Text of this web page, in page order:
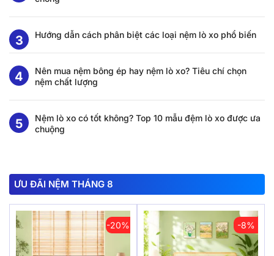
Hướng dẫn cách phân biệt các loại nệm lò xo phổ biến
Nên mua nệm bông ép hay nệm lò xo? Tiêu chí chọn
nệm chất lượng
Nệm lò xo có tốt không? Top 10 mẫu đệm lò xo được ưa
chuộng
ƯU ĐÃI NỆM THÁNG 8
-20% -8%